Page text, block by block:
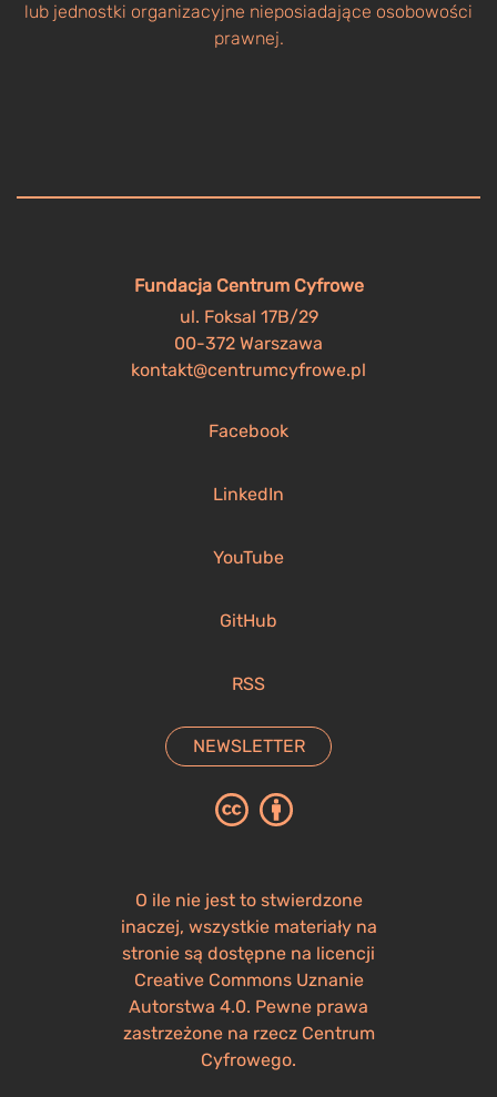
lub jednostki organizacyjne nieposiadające osobowości
prawnej.
Fundacja Centrum Cyfrowe
ul. Foksal 17B/29
00-372 Warszawa
kontakt@centrumcyfrowe.pl
Facebook
LinkedIn
YouTube
GitHub
RSS
NEWSLETTER
O ile nie jest to stwierdzone
inaczej, wszystkie materiały na
stronie są dostępne na licencji
Creative Commons Uznanie
Autorstwa 4.0. Pewne prawa
zastrzeżone na rzecz Centrum
Cyfrowego.